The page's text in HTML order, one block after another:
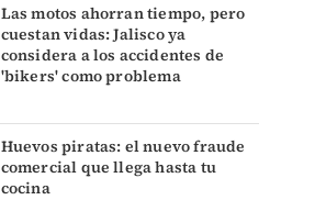
Las motos ahorran tiempo, pero
cuestan vidas: Jalisco ya
considera a los accidentes de
'bikers' como problema
Huevos piratas: el nuevo fraude
comercial que llega hasta tu
cocina